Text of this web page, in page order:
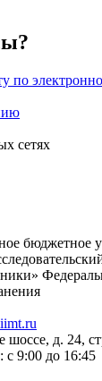
по
сетях
бюджетное
шоссе, д. 24,
9:00 до 16:45